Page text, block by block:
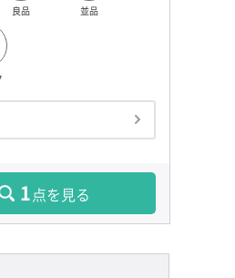
良品 並品
1点を見る